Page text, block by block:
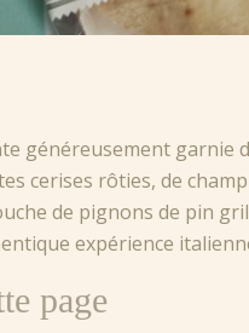
généreusement garnie
cerises rôties, de
de pignons de pin
expérience
page